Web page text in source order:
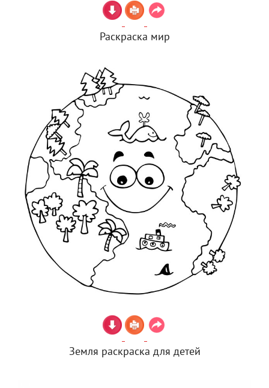
Раскраска мир
Земля раскраска для детей